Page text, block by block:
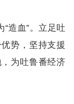
“造血”。立足吐
势，坚持支援
为吐鲁番经济